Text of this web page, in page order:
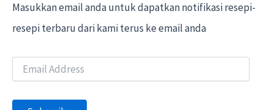
Masukkan email anda untuk dapatkan notifikasi resepi-
resepi terbaru dari kami terus ke email anda
E
i